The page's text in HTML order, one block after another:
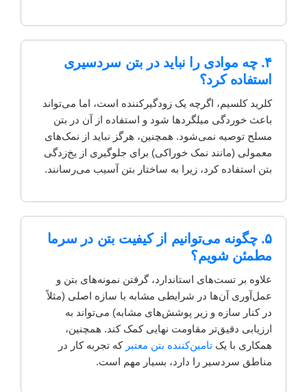
۴. چه موادی را نباید در بتن سردسیری
استفاده کرد؟
کلرید کلسیم، اگرچه یک زودگیرکننده است، اما می‌تواند
باعث خوردگی میلگردها شود و استفاده از آن در بتن
مسلح توصیه نمی‌شود. همچنین، هرگز نباید از نمک‌های
معمولی (مانند نمک خوراکی) برای جلوگیری از یخ‌زدگی
بتن استفاده کرد، زیرا به ساختار بتن آسیب می‌رسانند.
۵. چگونه می‌توانیم از کیفیت بتن در سرما
مطمئن شویم؟
علاوه بر تست‌های استاندارد، گرفتن نمونه‌های بتن و
عمل‌آوری آن‌ها در شرایطی مشابه با سازه اصلی (مثلاً
در کنار سازه و زیر پوشش‌های مشابه) می‌تواند به
ارزیابی دقیق‌تر مقاومت نهایی کمک کند. همچنین،
همکاری با یک تامین‌کننده بتن معتبر که تجربه کار در
مناطق سردسیر را دارد، بسیار مهم است.